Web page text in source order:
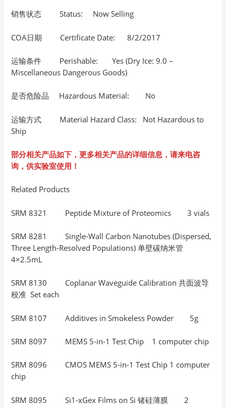
销售状态 Status: Now Selling
COA日期 Certificate Date: 8/2/2017
运输条件 Perishable: Yes (Dry Ice: 9.0 –
Miscellaneous Dangerous Goods)
是否危险品 Hazardous Material: No
运输方式 Material Hazard Class: Not Hazardous to
Ship
部分相关产品如下，更多相关产品的详细信息，请来电咨
询，供实验室使用！
Related Products
SRM 8321 Peptide Mixture of Proteomics 3 vials
SRM 8281 Single-Wall Carbon Nanotubes (Dispersed,
Three Length-Resolved Populations) 单壁碳纳米管
4×2.5mL
SRM 8130 Coplanar Waveguide Calibration 共面波导
校准 Set each
SRM 8107 Additives in Smokeless Powder 5g
SRM 8097 MEMS 5-in-1 Test Chip 1 computer chip
SRM 8096 CMOS MEMS 5-in-1 Test Chip 1 computer
chip
SRM 8095 Si1-xGex Films on Si 锗硅薄膜 2